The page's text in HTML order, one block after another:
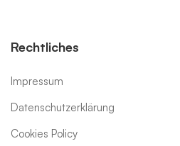
Rechtliches
Impressum
Datenschutzerklärung
Cookies Policy